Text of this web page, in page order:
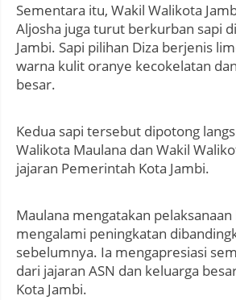
Sementara itu, Wakil Walikota
Aljosha juga turut berkurban sapi
Jambi. Sapi pilihan Diza berjenis
warna kulit oranye kecokelatan
besar.
Kedua sapi tersebut dipotong
Walikota Maulana dan Wakil
jajaran Pemerintah Kota Jambi.
Maulana mengatakan
mengalami peningkatan
sebelumnya. Ia mengapresiasi
dari jajaran ASN dan keluarga
Kota Jambi.